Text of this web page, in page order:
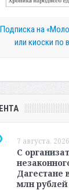
Подписка на
или киоски по
7 августа,
С
Дагестане
млн рублей